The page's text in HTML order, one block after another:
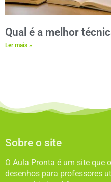
Qual é a melhor
Ler mais »
Sobre o site
O Aula Pronta é um site que
desenhos para professores